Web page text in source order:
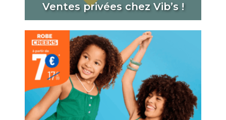
Ventes privées chez Vib’s !